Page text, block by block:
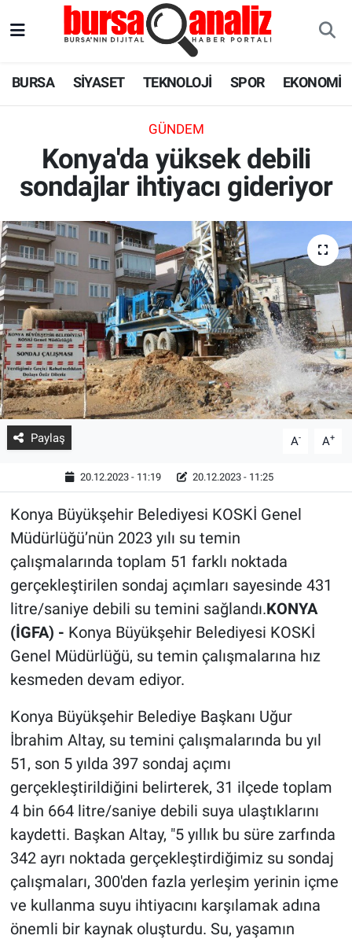
BURSA SİYASET TEKNOLOJİ SPOR EKONOMİ
GÜNDEM
Konya'da yüksek debili
sondajlar ihtiyacı gideriyor
Paylaş A- A+
20.12.2023 - 11:19 20.12.2023 - 11:25
Konya Büyükşehir Belediyesi KOSKİ Genel
Müdürlüğü’nün 2023 yılı su temin
çalışmalarında toplam 51 farklı noktada
gerçekleştirilen sondaj açımları sayesinde 431
litre/saniye debili su temini sağlandı.KONYA
(İGFA) - Konya Büyükşehir Belediyesi KOSKİ
Genel Müdürlüğü, su temin çalışmalarına hız
kesmeden devam ediyor.
Konya Büyükşehir Belediye Başkanı Uğur
İbrahim Altay, su temini çalışmalarında bu yıl
51, son 5 yılda 397 sondaj açımı
gerçekleştirildiğini belirterek, 31 ilçede toplam
4 bin 664 litre/saniye debili suya ulaştıklarını
kaydetti. Başkan Altay, "5 yıllık bu süre zarfında
342 ayrı noktada gerçekleştirdiğimiz su sondaj
çalışmaları, 300'den fazla yerleşim yerinin içme
ve kullanma suyu ihtiyacını karşılamak adına
önemli bir kaynak oluşturdu. Su, yaşamın
SPOR
EKONOMİ
SAĞLIK
ASTROLOJİ
BLOG
Süper Lig Puan Durumu ve Fikstür
Tüm Manşetler
Son Dakika Haberleri
Haber Arşivi